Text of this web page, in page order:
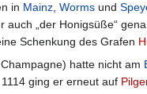
in Mainz Worms und
„der Honigsüße“
Schenkung des Grafen
hatte nicht am
ging er erneut auf